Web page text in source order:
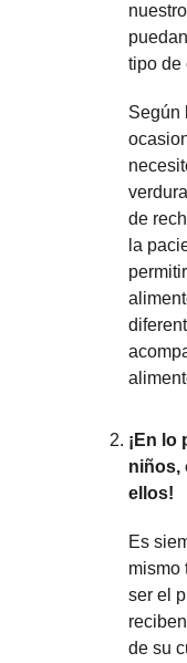
tipo de
Según
de
la
¡En lo
niños,
ellos!
Es
mismo
ser el
de su